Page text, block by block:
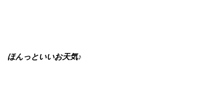
ほんっといいお天気♪